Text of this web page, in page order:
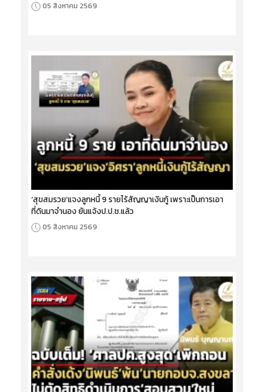
05 สิงหาคม 2569
‘สุขสมรวย’แจงลูกหนี้ 9 รายไร้สัญญาเงินกู้ เพราะเป็นการเอา
ที่ดินมาจำนอง ยันแจ้งป.ป.ช.แล้ว
05 สิงหาคม 2569